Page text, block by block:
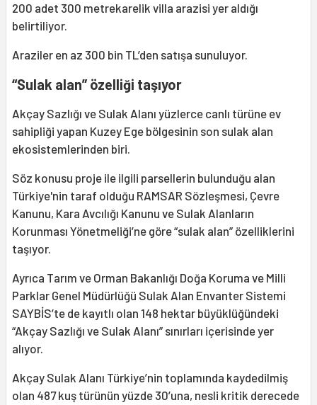
200 adet 300 metrekarelik villa arazisi yer aldığı
belirtiliyor.
Araziler en az 300 bin TL’den satışa sunuluyor.
“Sulak alan” özelliği taşıyor
Akçay Sazlığı ve Sulak Alanı yüzlerce canlı türüne ev
sahipliği yapan Kuzey Ege bölgesinin son sulak alan
ekosistemlerinden biri.
Söz konusu proje ile ilgili parsellerin bulunduğu alan
Türkiye'nin taraf olduğu RAMSAR Sözleşmesi, Çevre
Kanunu, Kara Avcılığı Kanunu ve Sulak Alanların
Korunması Yönetmeliği’ne göre “sulak alan” özelliklerini
taşıyor.
Ayrıca Tarım ve Orman Bakanlığı Doğa Koruma ve Milli
Parklar Genel Müdürlüğü Sulak Alan Envanter Sistemi
SAYBİS’te de kayıtlı olan 148 hektar büyüklüğündeki
“Akçay Sazlığı ve Sulak Alanı” sınırları içerisinde yer
alıyor.
Akçay Sulak Alanı Türkiye’nin toplamında kaydedilmiş
olan 487 kuş türünün yüzde 30’una, nesli kritik derecede